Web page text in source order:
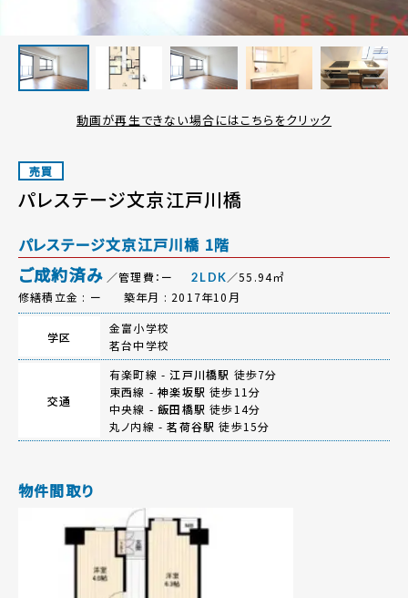
動画が再生できない場合にはこちらをクリック
売買
パレステージ文京江戸川橋
パレステージ文京江戸川橋 1階
ご成約済み ／管理費：ー 2LDK／55.94㎡
修繕積立金 : ー
築年月 : 2017年10月
学区
金富小学校
茗台中学校
交通
有楽町線 -江戸川橋駅 徒歩7分
東西線 -神楽坂駅 徒歩11分
中央線 -飯田橋駅 徒歩14分
丸ノ内線 -茗荷谷駅 徒歩15分
物件間取り